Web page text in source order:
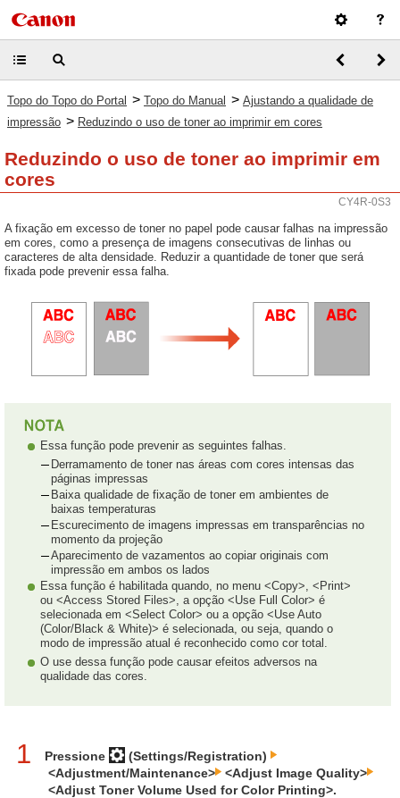
Topo do Topo do Portal > Topo do Manual > Ajustando a qualidade de
impressão > Reduzindo o uso de toner ao imprimir em cores
Reduzindo o uso de toner ao imprimir em
cores
CY4R-0S3
A fixação em excesso de toner no papel pode causar falhas na impressão
em cores, como a presença de imagens consecutivas de linhas ou
caracteres de alta densidade. Reduzir a quantidade de toner que será
fixada pode prevenir essa falha.
Essa função pode prevenir as seguintes falhas.
Derramamento de toner nas áreas com cores intensas das
páginas impressas
Baixa qualidade de fixação de toner em ambientes de
baixas temperaturas
Escurecimento de imagens impressas em transparências no
momento da projeção
Aparecimento de vazamentos ao copiar originais com
impressão em ambos os lados
Essa função é habilitada quando, no menu <Copy>, <Print>
ou <Access Stored Files>, a opção <Use Full Color> é
selecionada em <Select Color> ou a opção <Use Auto
(Color/Black & White)> é selecionada, ou seja, quando o
modo de impressão atual é reconhecido como cor total.
O use dessa função pode causar efeitos adversos na
qualidade das cores.
1 Pressione
(Settings/Registration)
<Adjustment/Maintenance>
<Adjust Image Quality>
<Adjust Toner Volume Used for Color Printing>.